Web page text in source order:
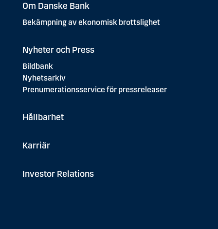
Om Danske Bank
Bekämpning av ekonomisk brottslighet
Nyheter och Press
Bildbank
Nyhetsarkiv
Prenumerationsservice för pressreleaser
Hållbarhet
Karriär
Investor Relations